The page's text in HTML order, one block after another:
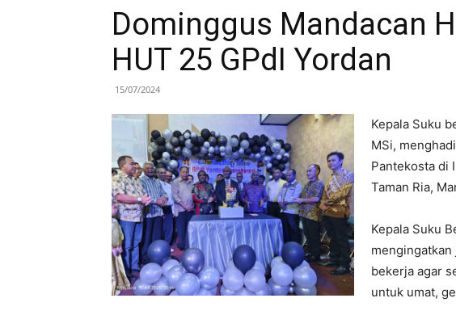
Dominggus Mandacan
HUT 25 GPdI Yordan
15/07/2024
Kepala Suku
MSi,
Pantekosta di
Taman Ria,
Kepala Suku
bekerja agar
untuk umat,